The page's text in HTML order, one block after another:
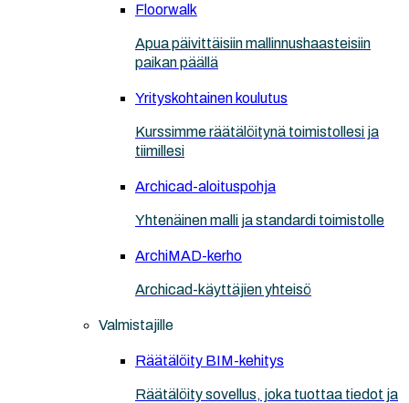
Floorwalk
Apua päivittäisiin mallinnushaasteisiin
paikan päällä
Yrityskohtainen koulutus
Kurssimme räätälöitynä toimistollesi ja
tiimillesi
Archicad-aloituspohja
Yhtenäinen malli ja standardi toimistolle
ArchiMAD-kerho
Archicad-käyttäjien yhteisö
Valmistajille
Räätälöity BIM-kehitys
Räätälöity sovellus, joka tuottaa tiedot ja